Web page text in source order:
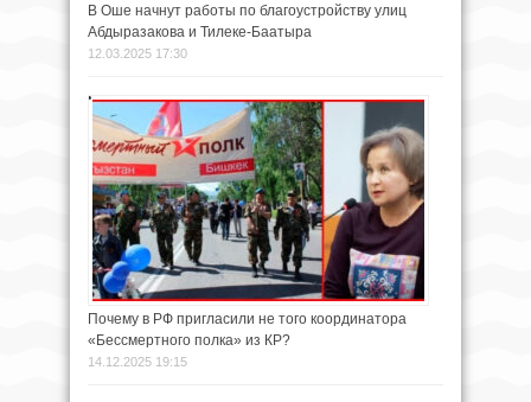
В Оше начнут работы по благоустройству улиц
Абдыразакова и Тилеке-Баатыра
12.03.2025 17:30
Почему в РФ пригласили не того координатора
«Бессмертного полка» из КР?
14.12.2025 19:15